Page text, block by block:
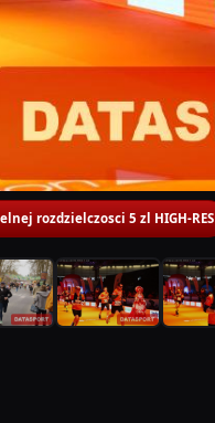
rozdzielczosci 5 zl HIGH-RES